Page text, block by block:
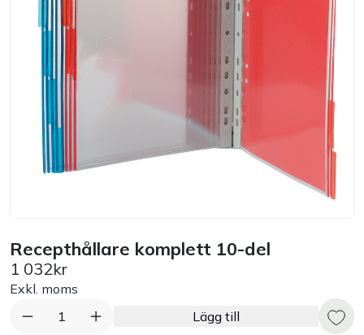
Stickvagnar & transport
Utensilier
Bord
Råvaruhantering & lagring
Exponering & servering
Städutrustning
Recepthållare komplett 10-del
1 032kr
Exkl. moms
1
Lägg till